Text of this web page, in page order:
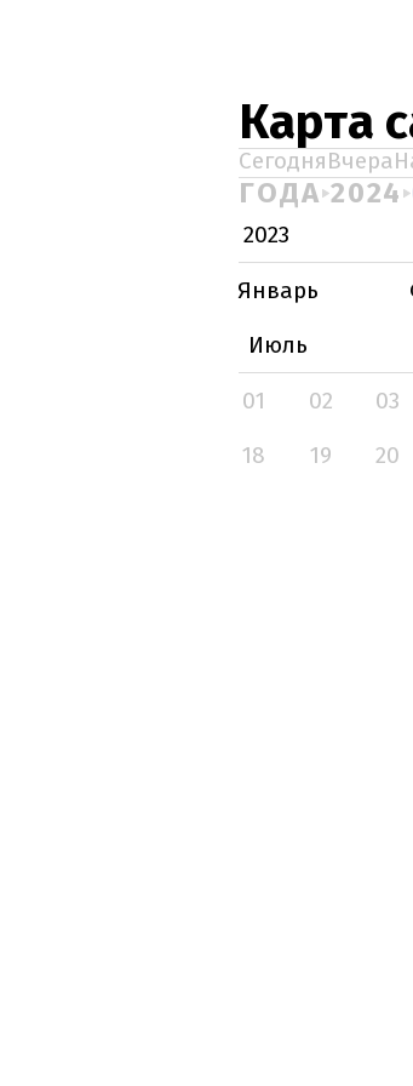
Карта
СегодняВчера
ГОДА 2024
2023
Январь
Июль
01
02 03
18
19 20